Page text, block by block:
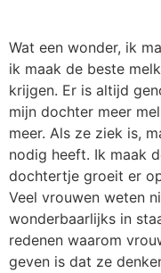
Wat een wonder, ik
ik maak de beste
krijgen. Er is altijd
mijn dochter meer
meer. Als ze ziek is,
nodig heeft. Ik maak
dochtertje groeit er
Veel vrouwen weten
wonderbaarlijks in
redenen waarom
geven is dat ze